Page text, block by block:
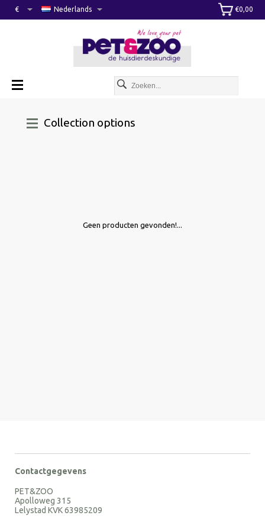
€0,00
Nederlands
€
Collection options
Geen producten gevonden!...
Contactgegevens
PET&ZOO
Apolloweg 315
Lelystad KVK 63985209